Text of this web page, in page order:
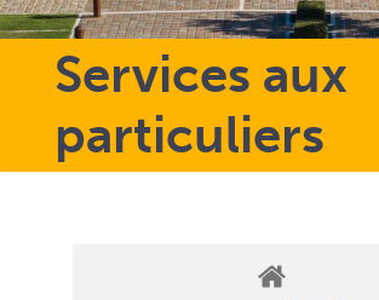
Services aux
particuliers